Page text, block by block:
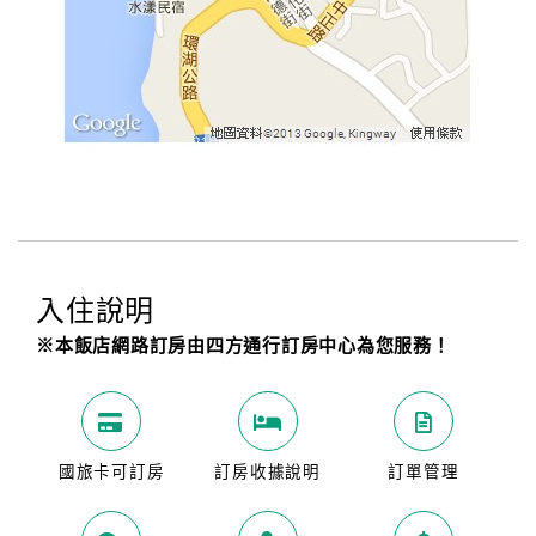
入住說明
※本飯店網路訂房由四方通行訂房中心為您服務！
國旅卡可訂房 訂房收據說明 訂單管理